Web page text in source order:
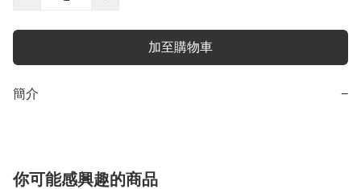
加至購物車
簡介 −
你可能感興趣的商品